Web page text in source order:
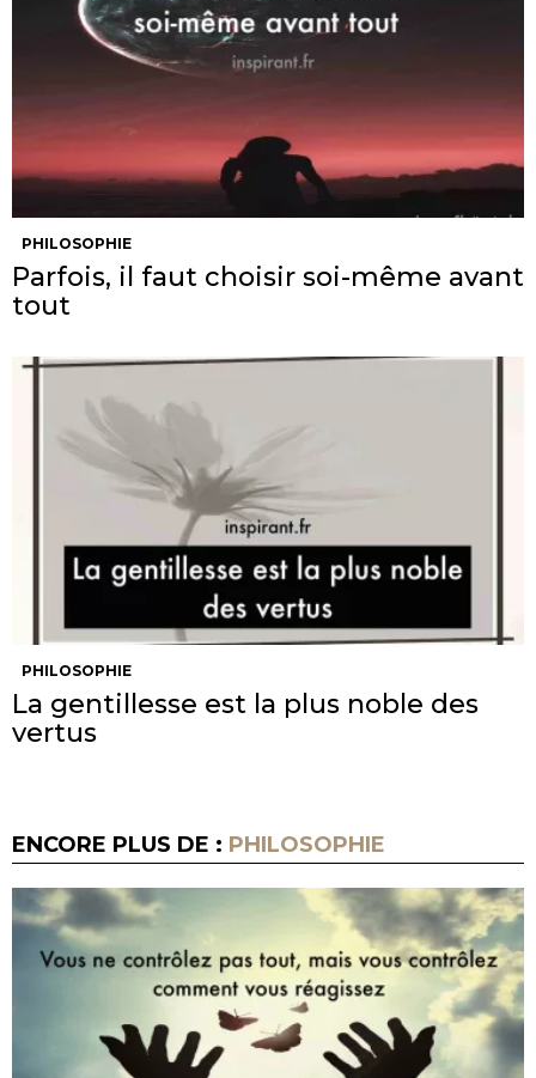
PHILOSOPHIE
Parfois, il faut choisir soi-même avant
tout
PHILOSOPHIE
La gentillesse est la plus noble des
vertus
ENCORE PLUS DE : PHILOSOPHIE